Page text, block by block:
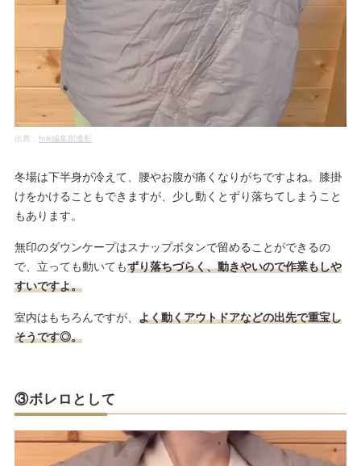
出典： folk編集部撮影
冬場は下半身が冷えて、腰やお腹が痛くなりがちですよね。膝掛
けをかけることもできますが、少し動くとずり落ちてしまうこと
もあります。
無印のダウンケープはスナップボタンで留めることができるの
で、立っても動いてもずり落ちづらく、動きやいので作業もしや
すいですよ。
室内はもちろんですが、 よく動くアウトドアなどの出先で重宝し
そうです◎。
③ボレロとして